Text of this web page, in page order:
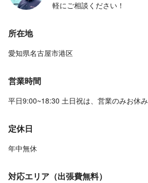
軽にご相談ください！
所在地
愛知県名古屋市港区
営業時間
平日9:00~18:30 土日祝は、営業のみお休み
定休日
年中無休
対応エリア（出張費無料）